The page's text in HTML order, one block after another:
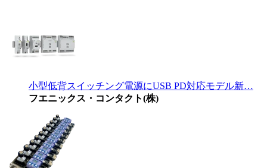
小型低背スイッチング電源にUSB PD対応モデル新…
フエニックス・コンタクト(株)